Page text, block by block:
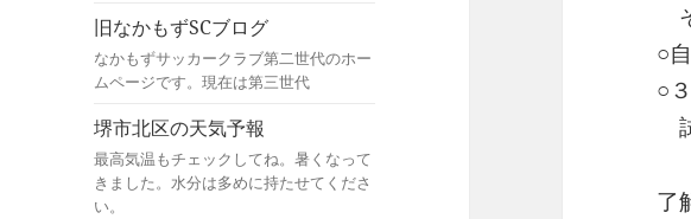
旧なかもずSCブログ
なかもずサッカークラブ第二世代のホー
ムページです。現在は第三世代
堺市北区の天気予報
最高気温もチェックしてね。暑くなって
きました。水分は多めに持たせてくださ
い。
○
○
了